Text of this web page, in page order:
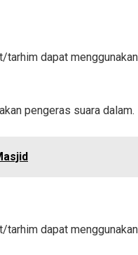
tarhim dapat
pengeras suara dalam.
tarhim dapat